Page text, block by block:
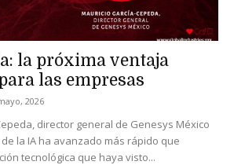
la próxima ventaja
las empresas
2026
director general de Genesys México
la IA ha avanzado más rápido que
tecnológica que haya visto...